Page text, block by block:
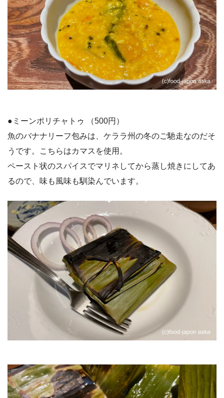
●ミーンポリチャトゥ （500円）
魚のバナナリーフ包みは、ケララ州の冬のご馳走なのだそ
うです。こちらはカマスを使用。
ペースト状のスパイスでマリネしてから蒸し焼きにしてあ
るので、味も風味も馴染んでいます。